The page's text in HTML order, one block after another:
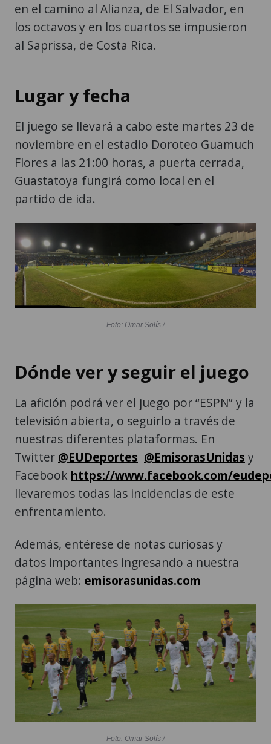
en el camino al Alianza, de El Salvador, en
los octavos y en los cuartos se impusieron
al Saprissa, de Costa Rica.
Lugar y fecha
El juego se llevará a cabo este martes 23 de
noviembre en el estadio Doroteo Guamuch
Flores a las 21:00 horas, a puerta cerrada,
Guastatoya fungirá como local en el
partido de ida.
Foto: Omar Solís /
Dónde ver y seguir el juego
La afición podrá ver el juego por “ESPN” y la
televisión abierta, o seguirlo a través de
nuestras diferentes plataformas. En
Twitter @EUDeportes @EmisorasUnidas y
Facebook https://www.facebook.com/
llevaremos todas las incidencias de este
enfrentamiento.
Además, entérese de notas curiosas y
datos importantes ingresando a nuestra
página web: emisorasunidas.com
Foto: Omar Solís /